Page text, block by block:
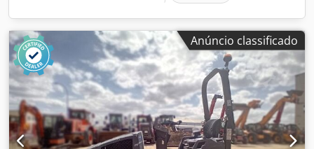
Anúncio classificado